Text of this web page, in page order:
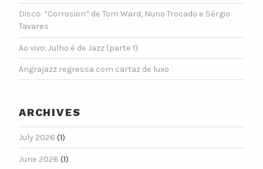
Disco: “Corrosion” de Tom Ward, Nuno Trocado e Sérgio
Tavares
Ao vivo: Julho é de Jazz (parte 1)
Angrajazz regressa com cartaz de luxo
ARCHIVES
July 2026 (1)
June 2026 (1)